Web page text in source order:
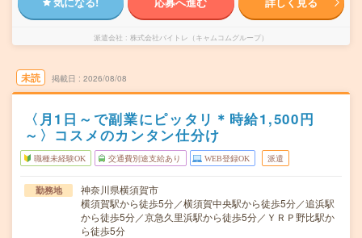
派遣会社 株式会社バイトレ（キャムコムグループ）
未読 掲載日 2026/08/08
〈月1日～で副業にピッタリ＊時給1,500円
～〉コスメのカンタン仕分け
職種未経験OK 交通費別途支給あり WEB登録OK 派遣
勤務地
神奈川県横須賀市
横須賀駅から徒歩5分／横須賀中央駅から徒歩5分／追浜駅
から徒歩5分／京急久里浜駅から徒歩5分／ＹＲＰ野比駅か
ら徒歩5分